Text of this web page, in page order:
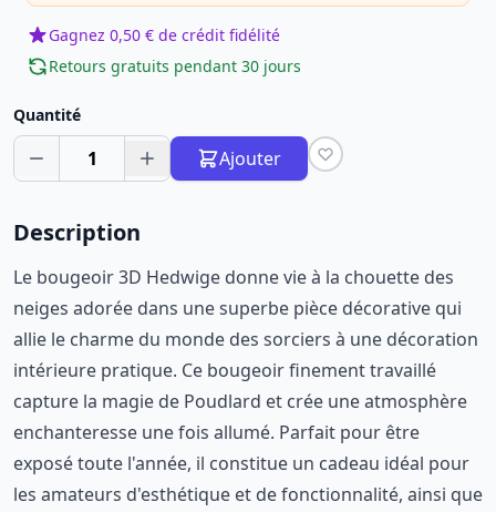
Gagnez 0,50 € de crédit fidélité
Retours gratuits pendant 30 jours
Quantité
1 Ajouter
Description
Le bougeoir 3D Hedwige donne vie à la chouette des
neiges adorée dans une superbe pièce décorative qui
allie le charme du monde des sorciers à une décoration
intérieure pratique. Ce bougeoir finement travaillé
capture la magie de Poudlard et crée une atmosphère
enchanteresse une fois allumé. Parfait pour être
exposé toute l'année, il constitue un cadeau idéal pour
les amateurs d'esthétique et de fonctionnalité, ainsi que